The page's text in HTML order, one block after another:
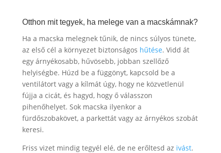
Otthon mit tegyek, ha melege van a macskámnak?
Ha a macska melegnek tűnik, de nincs súlyos tünete,
az első cél a környezet biztonságos hűtése. Vidd át
egy árnyékosabb, hűvösebb, jobban szellőző
helyiségbe. Húzd be a függönyt, kapcsold be a
ventilátort vagy a kílmát úgy, hogy ne közvetlenül
fújja a cicát, és hagyd, hogy ő válasszon
pihenőhelyet. Sok macska ilyenkor a
fürdőszobakövet, a parkettát vagy az árnyékos szobát
keresi.
Friss vizet mindig tegyél elé, de ne erőltesd az ivást.